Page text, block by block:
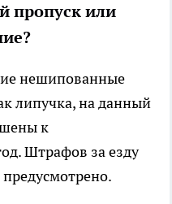
пропуск или
нешипованные
липучка, на данный
к
Штрафов за езду